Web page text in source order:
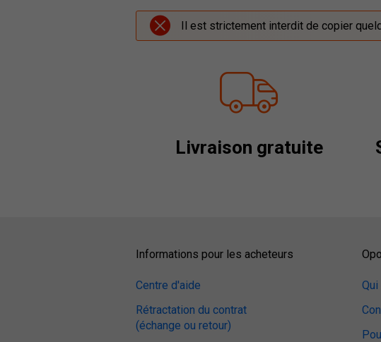
Il est strictement interdit de copier
Livraison gratuite
Informations pour les acheteurs
Centre d'aide
Rétractation du contrat
(échange ou retour)